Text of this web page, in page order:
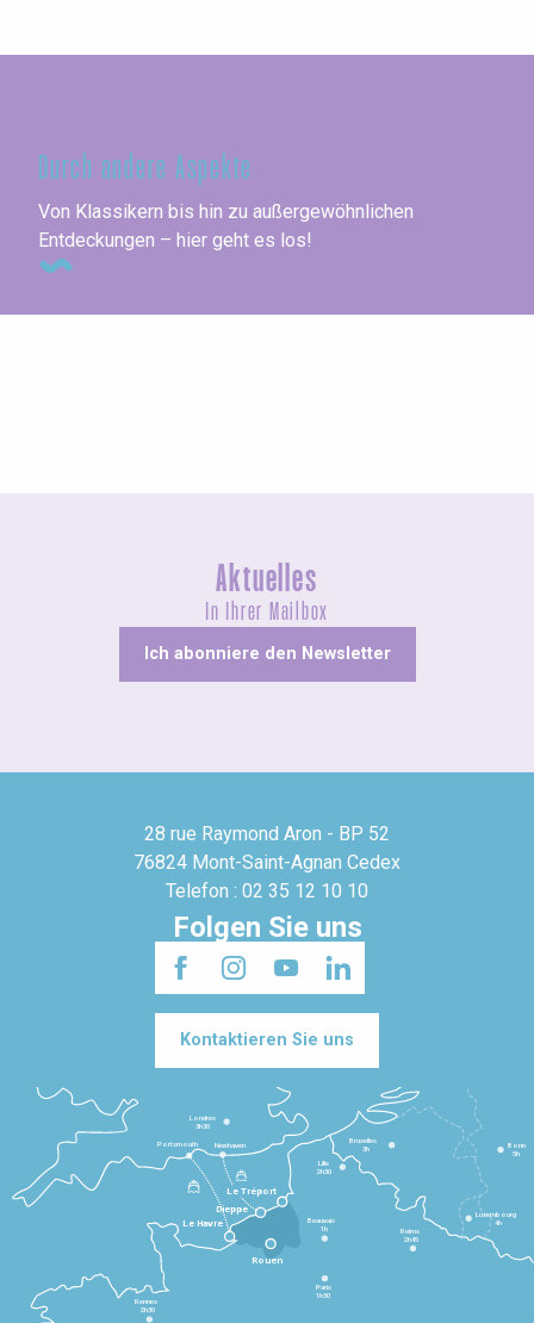
Durch andere Aspekte
Von Klassikern bis hin zu außergewöhnlichen
Entdeckungen – hier geht es los!
Aktuelles
In Ihrer Mailbox
Ich abonniere den Newsletter
28 rue Raymond Aron - BP 52
76824 Mont-Saint-Agnan Cedex
Telefon : 02 35 12 10 10
Folgen Sie uns
Kontaktieren Sie uns
Le Havre
Dieppe
Le Tréport
Rennes
2h30
Paris
1h30
Beauvais
1h
Reims
2h45
Lille
2h30
Bruxelles
3h
Londres
3h30
Newhaven
Portsmouth
Bonn
5h
Luxembourg
4h
Rouen